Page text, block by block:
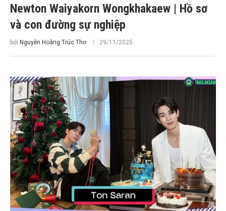
Newton Waiyakorn Wongkhakaew | Hồ sơ
và con đường sự nghiệp
bởi Nguyễn Hoàng Trúc Thơ 29/11/2025